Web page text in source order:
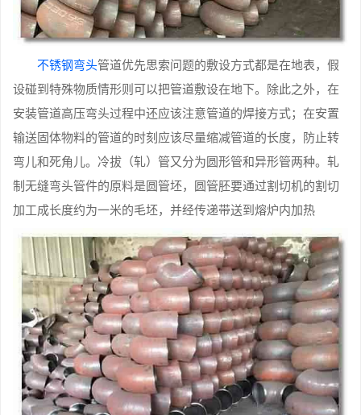
不锈钢弯头管道优先思索问题的敷设方式都是在地表，假
设碰到特殊物质情形则可以把管道敷设在地下。除此之外，在
安装管道高压弯头过程中还应该注意管道的焊接方式；在安置
输送固体物料的管道的时刻应该尽量缩减管道的长度，防止转
弯儿和死角儿。冷拔（轧）管又分为圆形管和异形管两种。轧
制无缝弯头管件的原料是圆管坯，圆管胚要通过割切机的割切
加工成长度约为一米的毛坯，并经传递带送到熔炉内加热